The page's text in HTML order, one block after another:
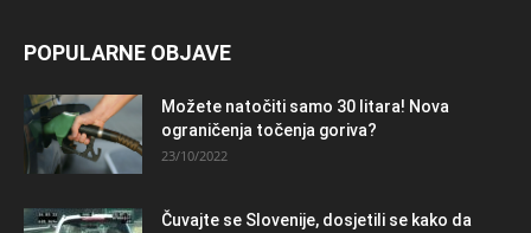
POPULARNE OBJAVE
Možete natočiti samo 30 litara! Nova
ograničenja točenja goriva?
23/10/2022
Čuvajte se Slovenije, dosjetili se kako da